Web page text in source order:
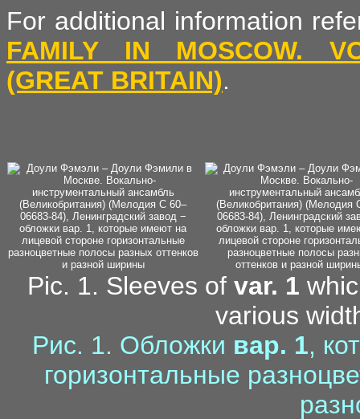
For additional information
FAMILY IN MOSCOW.
(GREAT BRITAIN).
Pic. 1. Sleeves of var. 1
various
Рис. 1. Обложки вар. 1,
горизонтальные